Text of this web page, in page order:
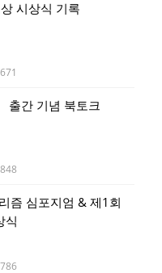
시상식 기록
출간 기념 북토크
즘 심포지엄 & 제1회
식